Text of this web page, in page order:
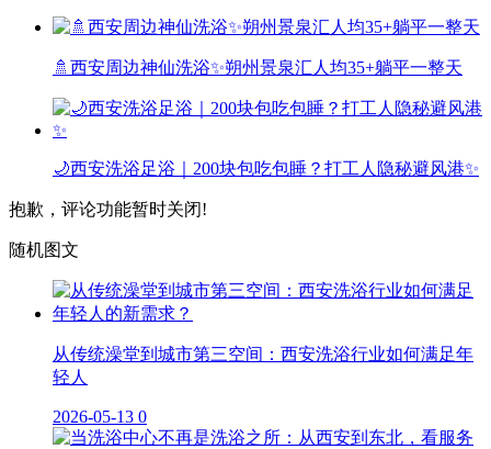
🚿西安周边神仙洗浴✨朔州景泉汇人均35+躺平一整天
🌙西安洗浴足浴｜200块包吃包睡？打工人隐秘避风港✨
抱歉，评论功能暂时关闭!
随机图文
从传统澡堂到城市第三空间：西安洗浴行业如何满足年
轻人
2026-05-13 0